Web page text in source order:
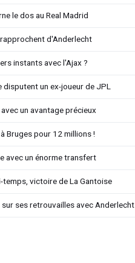
le dos au Real Madrid
d'Anderlecht
instants avec l'Ajax ?
un ex-joueur de JPL
un avantage précieux
Bruges pour 12 millions !
avec un énorme transfert
temps, victoire de La Gantoise
ses retrouvailles avec Anderlecht